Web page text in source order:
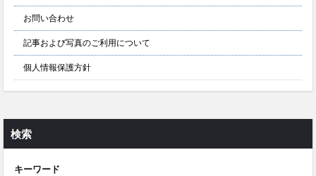
お問い合わせ
記事および写真のご利用について
個人情報保護方針
検索
キーワード